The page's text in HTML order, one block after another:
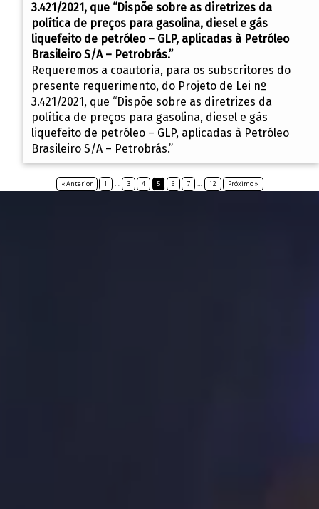
3.421/2021, que “Dispõe sobre as diretrizes da
política de preços para gasolina, diesel e gás
liquefeito de petróleo – GLP, aplicadas à Petróleo
Brasileiro S/A – Petrobrás.”
Requeremos a coautoria, para os subscritores do
presente requerimento, do Projeto de Lei nº
3.421/2021, que “Dispõe sobre as diretrizes da
política de preços para gasolina, diesel e gás
liquefeito de petróleo – GLP, aplicadas à Petróleo
Brasileiro S/A – Petrobrás.”
« Anterior 1 … 3 4 5 6 7 … 12 Próximo »